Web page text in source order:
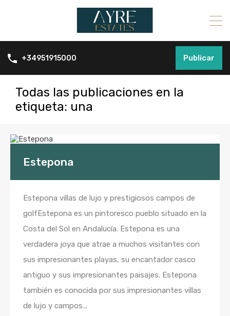
+34951915000 Publicar
Todas las publicaciones en la
etiqueta: una
Estepona
Estepona villas de lujo y prestigiosos campos de
golfEstepona es un pintoresco pueblo situado en la
Costa del Sol en Andalucía. Estepona es una
verdadera joya que atrae a muchos visitantes con
sus impresionantes playas, su encantador casco
antiguo y sus impresionantes paisajes. Estepona
también es conocida por sus impresionantes villas
de lujo y campos...